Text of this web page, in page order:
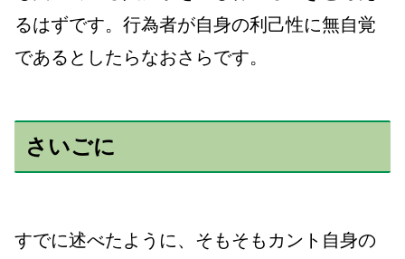
るはずです。行為者が自身の利己性に無自覚
であるとしたらなおさらです。
さいごに
すでに述べたように、そもそもカント自身の